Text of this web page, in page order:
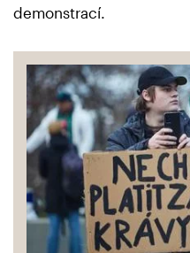
demonstrací.